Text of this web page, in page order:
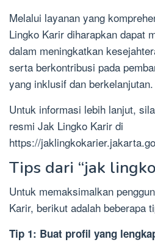
Melalui layanan yang
Lingko Karir diharapkan dapat
dalam meningkatkan
serta berkontribusi pada
yang inklusif dan berkelanjutan.
Untuk informasi lebih lanjut,
resmi Jak Lingko Karir di
https://
Tips dari “jak
Untuk memaksimalkan
Karir, berikut adalah beberapa
Tip 1: Buat profil yang